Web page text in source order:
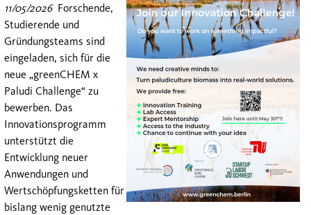
11/05/2026Forschende,
Studierende und
Gründungsteams sind
eingeladen, sich für die
neue „greenCHEM x
Paludi Challenge“ zu
bewerben. Das
Innovationsprogramm
unterstützt die
Entwicklung neuer
Anwendungen und
Wertschöpfungsketten für
bislang wenig genutzte